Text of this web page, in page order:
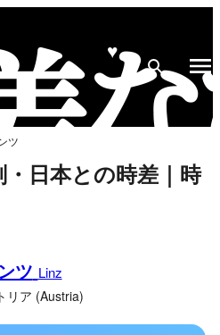
♥
ツ
日本との時差｜時
ツ Linz
リア (Austria)